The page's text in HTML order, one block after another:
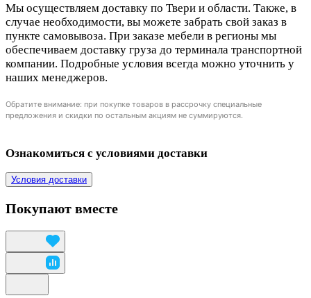
Мы осуществляем доставку по Твери и области. Также, в
случае необходимости, вы можете забрать свой заказ в
пункте самовывоза. При заказе мебели в регионы мы
обеспечиваем доставку груза до терминала транспортной
компании. Подробные условия всегда можно уточнить у
наших менеджеров.
Обратите внимание: при покупке товаров в рассрочку специальные
предложения и скидки по остальным акциям не суммируются.
Ознакомиться с условиями доставки
Условия доставки
Покупают вместе